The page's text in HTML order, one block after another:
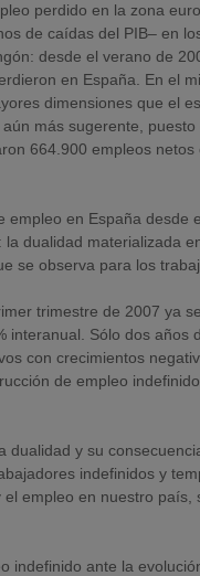
perdido en la zona
de caídas del PIB– en
desde el verano de
en España. En el
dimensiones que el
más sugerente,
664.900 empleos
empleo en España desde
dualidad materializada
se observa para los
trimestre de 2007 ya
Sólo dos años
con crecimientos
de empleo
dualidad y su
indefinidos y
empleo en nuestro país,
indefinido ante la